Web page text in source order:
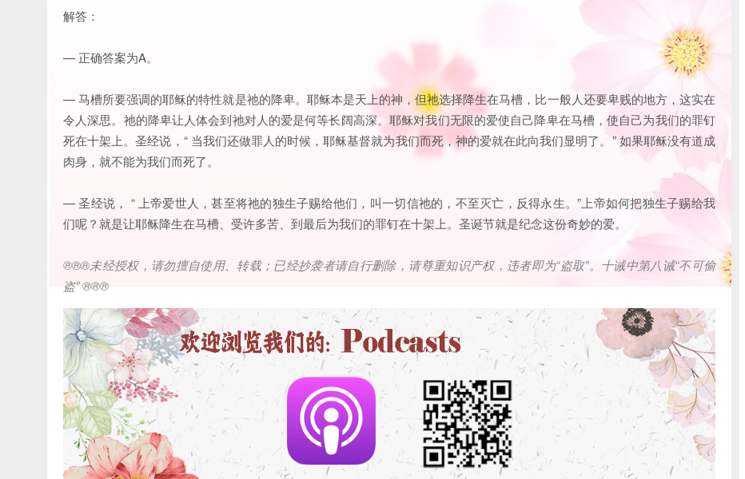
解答：
— 正确答案为A。
— 马槽所要强调的耶稣的特性就是祂的降卑。耶稣本是天上的神，但祂选择降生在马槽，比一般人还要卑贱的地方，这实在
令人深思。祂的降卑让人体会到祂对人的爱是何等长阔高深。耶稣对我们无限的爱使自己降卑在马槽，使自己为我们的罪钉
死在十架上。圣经说，“ 当我们还做罪人的时候，耶稣基督就为我们而死，神的爱就在此向我们显明了。” 如果耶稣没有道成
肉身，就不能为我们而死了。
— 圣经说， “ 上帝爱世人，甚至将祂的独生子赐给他们，叫一切信祂的，不至灭亡，反得永生。”上帝如何把独生子赐给我
们呢？就是让耶稣降生在马槽、受许多苦、到最后为我们的罪钉在十架上。圣诞节就是纪念这份奇妙的爱。
®®®未经授权，请勿擅自使用、转载；已经抄袭者请自行删除，请尊重知识产权，违者即为“盗取”。十诫中第八诫“不可偷
盗” ®®®